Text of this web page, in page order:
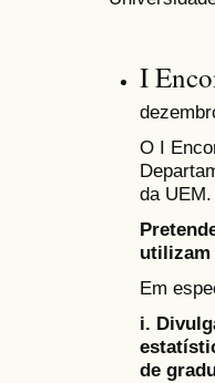
I
O I
da UEM.
utilizam
Em
i.
de